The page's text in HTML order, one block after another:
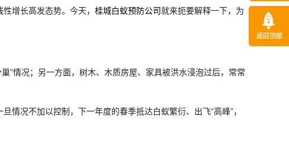
增长高发态势。今天， 桂城白蚁预防公司就来扼要解释一下，为
”情况；另一方面，树木、木质房屋、家具被洪水浸泡过后，常常
情况不加以控制，下一年度的春季抵达白蚁繁衍、出飞“高峰”，